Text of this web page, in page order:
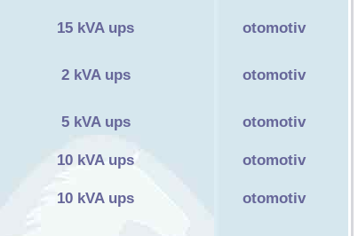
15 kVA ups otomotiv
2 kVA ups otomotiv
5 kVA ups otomotiv
10 kVA ups otomotiv
10 kVA ups otomotiv